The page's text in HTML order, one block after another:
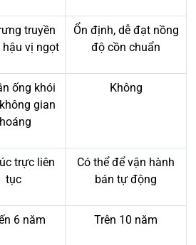
truyền
hậu vị ngọt
Ổn định, dễ đạt nồng
độ cồn chuẩn
ống khói
gian
Không
trực liên
tục
Có thể để vận hành
bán tự động
6 năm Trên 10 năm